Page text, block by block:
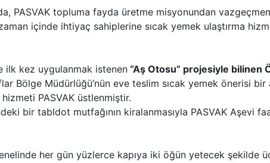
PASVAK topluma fayda üretme misyonundan
içinde ihtiyaç sahiplerine sıcak yemek ulaştırma
ilk kez uygulanmak istenen“Aş Otosu” projesiyle bilinen
Bölge Müdürlüğü’nün eve teslim sıcak yemek önerisi bir
PASVAK üstlenmiştir.
bir tabldot mutfağının kiralanmasıyla PASVAK Aşevi
her gün yüzlerce kapıya iki öğün yetecek şekilde